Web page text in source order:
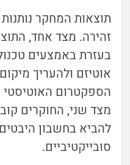
תוצאות המחקר
זהירה. מצד אחד,
בעזרת באמצעים
אוטיזם ולהעריך
הספקטרום האוטיסטי
מצד שני, החוקרים
להביא בחשבון
סובייקטיביים.